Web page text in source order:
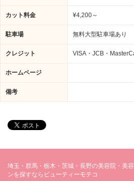
カット料金 ¥4,200～
駐車場 無料大型駐車場あり
クレジット VISA・JCB・
ホームページ
備考
埼玉・群馬・栃木・茨城・長野の美容院・美
ンを探すならビューティーモテコ